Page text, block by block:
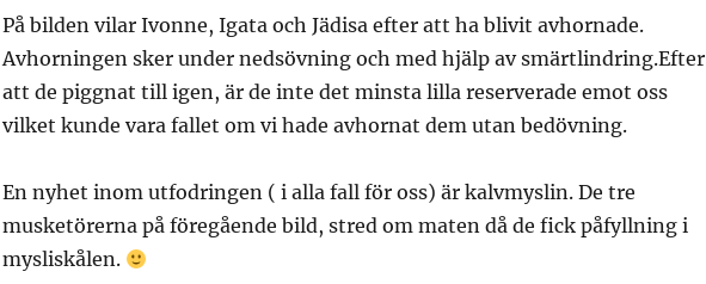
På bilden vilar Ivonne, Igata och Jädisa efter att ha blivit avhornade.
Avhorningen sker under nedsövning och med hjälp av smärtlindring.Efter
att de piggnat till igen, är de inte det minsta lilla reserverade emot oss
vilket kunde vara fallet om vi hade avhornat dem utan bedövning.
En nyhet inom utfodringen ( i alla fall för oss) är kalvmyslin. De tre
musketörerna på föregående bild, stred om maten då de fick påfyllning i
mysliskålen.